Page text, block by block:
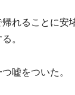
れることに安
。
嘘をついた。